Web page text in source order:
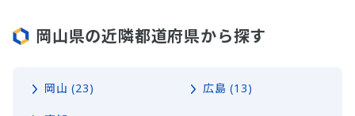
岡山県の近隣都道府県から探す
岡山 (23) 広島 (13)